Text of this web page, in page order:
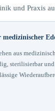
und Praxis
medizinischer
aus
sterilisierbar